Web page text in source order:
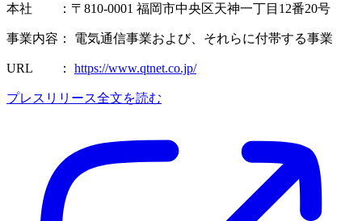
本社 ：〒810-0001 福岡市中央区天神一丁目12番20号
事業内容： 電気通信事業および、それらに付帯する事業
URL ： https://www.qtnet.co.jp/
プレスリリース全文を読む